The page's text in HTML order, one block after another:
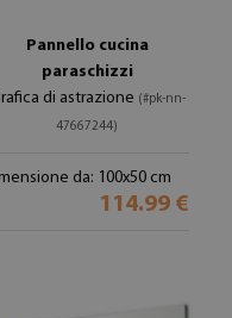
Pannello cucina
paraschizzi
di astrazione (#pk-nn-
47667244)
da: 100x50 cm
114.99 €